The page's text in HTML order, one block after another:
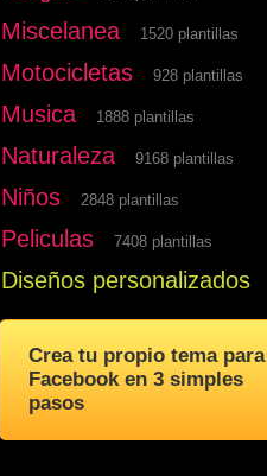
Miscelanea 1520 plantillas
Motocicletas 928 plantillas
Musica 1888 plantillas
Naturaleza 9168 plantillas
Niños 2848 plantillas
Peliculas 7408 plantillas
Diseños personalizados
Crea tu propio tema para
Facebook en 3 simples
pasos